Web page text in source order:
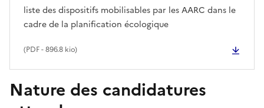
(PDF- 896.8 kio)
liste des dispositifs mobilisables par les AARC dans le
cadre de la planification écologique
Nature des candidatures